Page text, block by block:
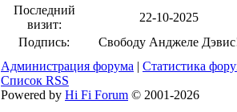
Последний
визит:
22-10-2025
Подпись:
Свободу Анджеле
Администрация форума | Статистика
Список RSS
Powered by Hi Fi Forum © 2001-2026